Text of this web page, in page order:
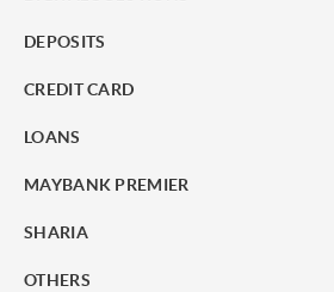
DEPOSITS
CREDIT CARD
LOANS
MAYBANK PREMIER
SHARIA
OTHERS